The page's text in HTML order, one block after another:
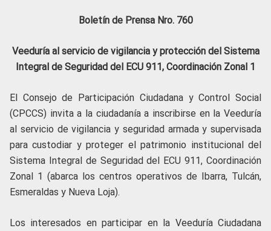
Boletín de Prensa Nro. 760
Veeduría al servicio de vigilancia y protección del Sistema
Integral de Seguridad del ECU 911, Coordinación Zonal 1
El Consejo de Participación Ciudadana y Control Social
(CPCCS) invita a la ciudadanía a inscribirse en la Veeduría
al servicio de vigilancia y seguridad armada y supervisada
para custodiar y proteger el patrimonio institucional del
Sistema Integral de Seguridad del ECU 911, Coordinación
Zonal 1 (abarca los centros operativos de Ibarra, Tulcán,
Esmeraldas y Nueva Loja).
Los interesados en participar en la Veeduría Ciudadana